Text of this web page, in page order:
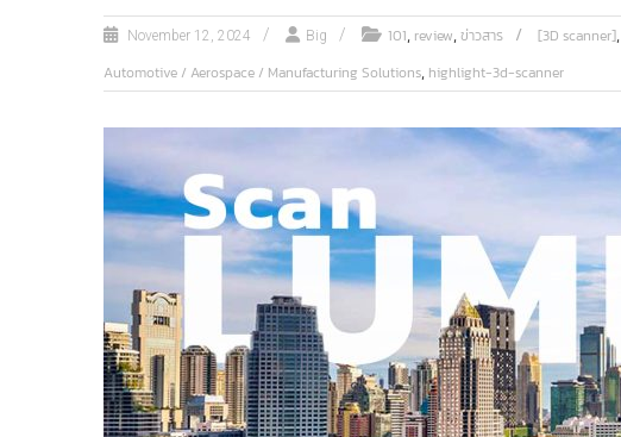
November 12, 2024 Big 101, review,ข่าวสาร [3D scanner],
Automotive / Aerospace / Manufacturing Solutions, highlight-3d-scanner